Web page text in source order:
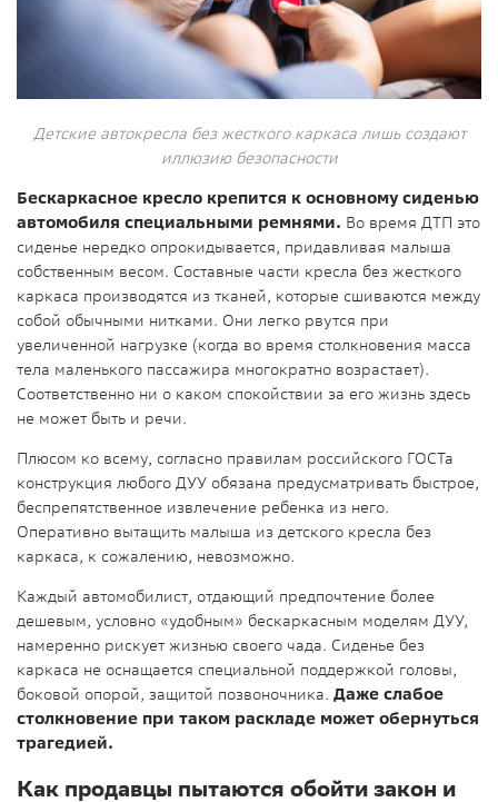
Детские автокресла без жесткого каркаса лишь создают
иллюзию безопасности
Бескаркасное кресло крепится к основному сиденью
автомобиля специальными ремнями. Во время ДТП это
сиденье нередко опрокидывается, придавливая малыша
собственным весом. Составные части кресла без жесткого
каркаса производятся из тканей, которые сшиваются между
собой обычными нитками. Они легко рвутся при
увеличенной нагрузке (когда во время столкновения масса
тела маленького пассажира многократно возрастает).
Соответственно ни о каком спокойствии за его жизнь здесь
не может быть и речи.
Плюсом ко всему, согласно правилам российского ГОСТа
конструкция любого ДУУ обязана предусматривать быстрое,
беспрепятственное извлечение ребенка из него.
Оперативно вытащить малыша из детского кресла без
каркаса, к сожалению, невозможно.
Каждый автомобилист, отдающий предпочтение более
дешевым, условно «удобным» бескаркасным моделям ДУУ,
намеренно рискует жизнью своего чада. Сиденье без
каркаса не оснащается специальной поддержкой головы,
боковой опорой, защитой позвоночника. Даже слабое
столкновение при таком раскладе может обернуться
трагедией.
Как продавцы пытаются обойти закон и